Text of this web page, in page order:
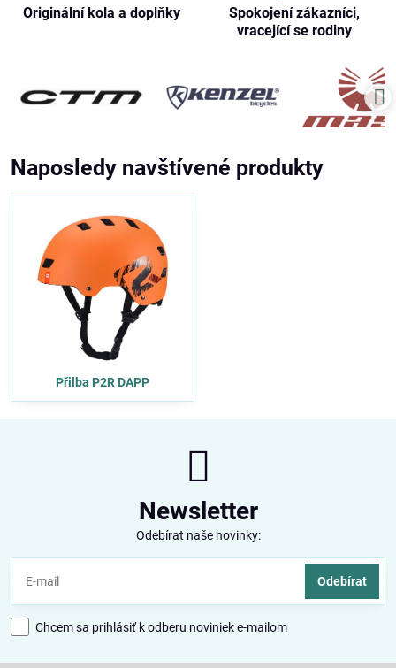
Originální kola a doplňky
Spokojení zákazníci,
vracející se rodiny
Naposledy navštívené produkty
Přilba P2R DAPP
Newsletter
Odebírat naše novinky:
Odebírat
Chcem sa prihlásiť k odberu noviniek e-mailom